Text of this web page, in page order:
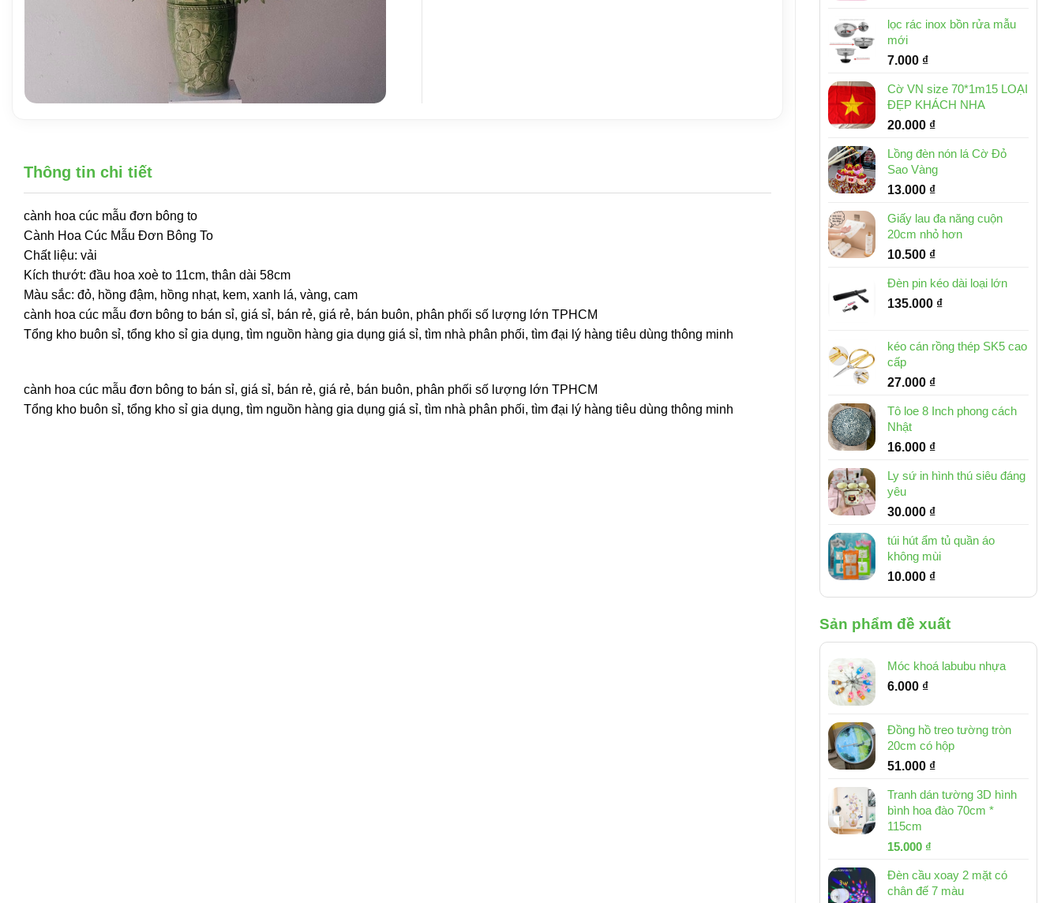
lọc rác inox bồn rửa mẫu
mới
7.000 ₫
Cờ VN size 70*1m15 LOẠI
ĐẸP KHÁCH NHA
20.000 ₫
Lồng đèn nón lá Cờ Đỏ
Sao Vàng
13.000 ₫
Giấy lau đa năng cuộn
20cm nhỏ hơn
10.500 ₫
Đèn pin kéo dài loại lớn
135.000 ₫
kéo cán rồng thép SK5 cao
cấp
27.000 ₫
Tô loe 8 Inch phong cách
Nhật
16.000 ₫
Ly sứ in hình thú siêu đáng
yêu
30.000 ₫
túi hút ẩm tủ quần áo
không mùi
10.000 ₫
Sản phẩm đề xuất
Móc khoá labubu nhựa
6.000 ₫
Đồng hồ treo tường tròn
20cm có hộp
51.000 ₫
Tranh dán tường 3D hình
bình hoa đào 70cm *
115cm
Giá
là:
32.000 ₫.
15.000 ₫
tại
là:
Đèn cầu xoay 2 mặt có
chân đế 7 màu
Thông tin chi tiết
cành hoa cúc mẫu đơn bông to
Cành Hoa Cúc Mẫu Đơn Bông To
Chất liệu: vải
Kích thướt: đầu hoa xoè to 11cm, thân dài 58cm
Màu sắc: đỏ, hồng đậm, hồng nhạt, kem, xanh lá, vàng, cam
cành hoa cúc mẫu đơn bông to bán sỉ, giá sỉ, bán rẻ, giá rẻ, bán buôn, phân phối số lượng lớn TPHCM
Tổng kho buôn sỉ, tổng kho sỉ gia dụng, tìm nguồn hàng gia dụng giá sỉ, tìm nhà phân phối, tìm đại lý hàng tiêu dùng thông minh
cành hoa cúc mẫu đơn bông to bán sỉ, giá sỉ, bán rẻ, giá rẻ, bán buôn, phân phối số lượng lớn TPHCM
Tổng kho buôn sỉ, tổng kho sỉ gia dụng, tìm nguồn hàng gia dụng giá sỉ, tìm nhà phân phối, tìm đại lý hàng tiêu dùng thông minh